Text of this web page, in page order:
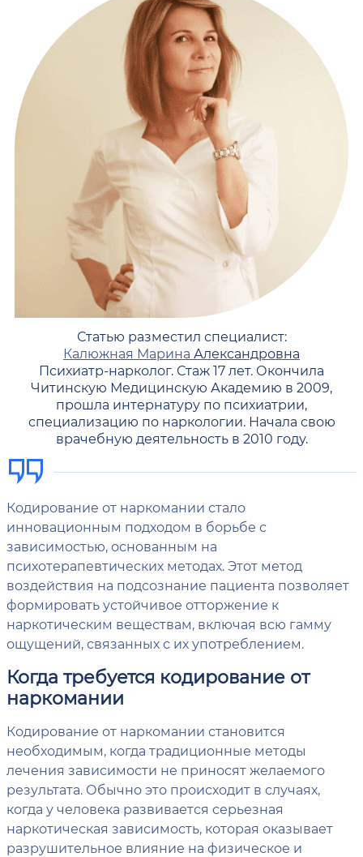
Статью разместил специалист:
Калюжная Марина Александровна
Психиатр-нарколог. Стаж 17 лет. Окончила
Читинскую Медицинскую Академию в 2009,
прошла интернатуру по психиатрии,
специализацию по наркологии. Начала свою
врачебную деятельность в 2010 году.
Кодирование от наркомании стало
инновационным подходом в борьбе с
зависимостью, основанным на
психотерапевтических методах. Этот метод
воздействия на подсознание пациента позволяет
формировать устойчивое отторжение к
наркотическим веществам, включая всю гамму
ощущений, связанных с их употреблением.
Когда требуется кодирование от
наркомании
Кодирование от наркомании становится
необходимым, когда традиционные методы
лечения зависимости не приносят желаемого
результата. Обычно это происходит в случаях,
когда у человека развивается серьезная
наркотическая зависимость, которая оказывает
разрушительное влияние на физическое и